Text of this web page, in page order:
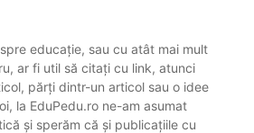
educație, sau cu atât mai mult
ar fi util să citați cu link, atunci
părți dintr-un articol sau o idee
la EduPedu.ro ne-am asumat
și sperăm că și publicațiile cu